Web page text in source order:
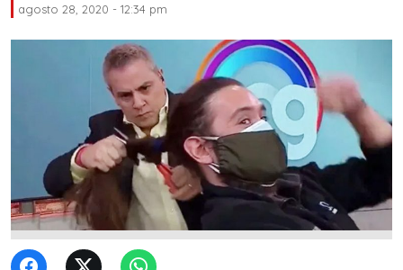
agosto 28, 2020 - 12:34 pm